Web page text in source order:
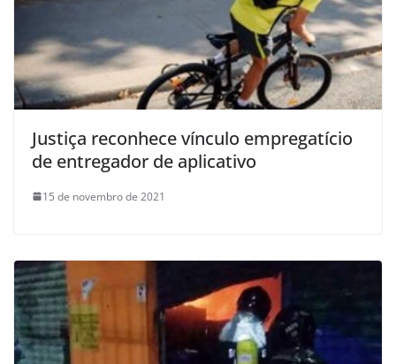
Justiça reconhece vínculo empregatício
de entregador de aplicativo
15 de novembro de 2021